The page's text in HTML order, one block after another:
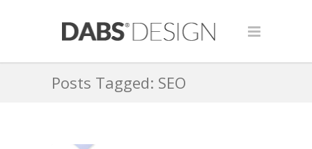
Posts Tagged: SEO